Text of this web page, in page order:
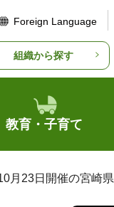
Foreign Language
組織から探す
教育・子育て
月23日開催の宮崎